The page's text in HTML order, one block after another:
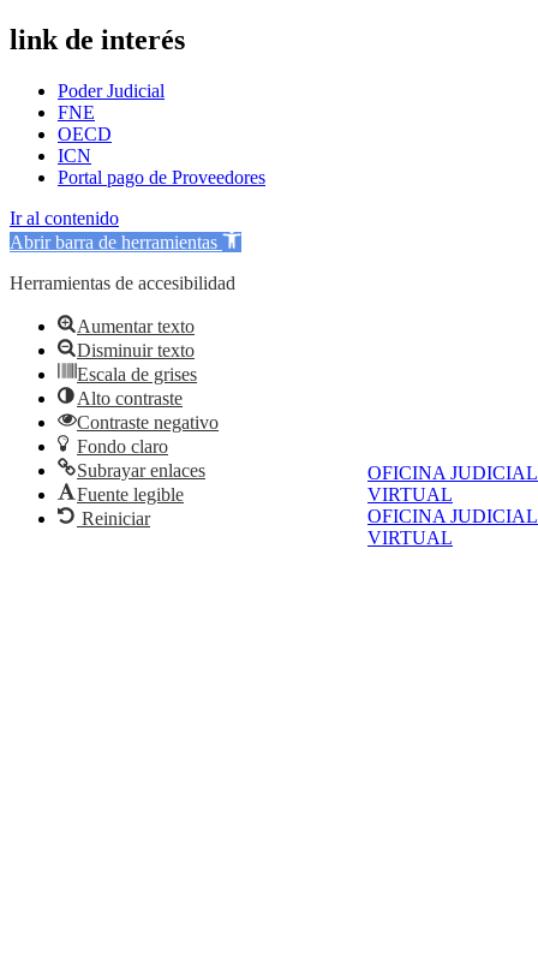
OFICINA JUDICIAL
VIRTUAL
OFICINA JUDICIAL
VIRTUAL
link de interés
Poder Judicial
FNE
OECD
ICN
Portal pago de Proveedores
Ir al contenido
Abrir barra de herramientas
Herramientas de accesibilidad
Aumentar texto
Disminuir texto
Escala de grises
Alto contraste
Contraste negativo
Fondo claro
Subrayar enlaces
Fuente legible
Reiniciar